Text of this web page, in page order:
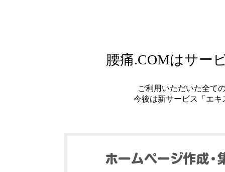
腰痛.COMはサー
ご利用いただいた全て
今後は新サービス「エ